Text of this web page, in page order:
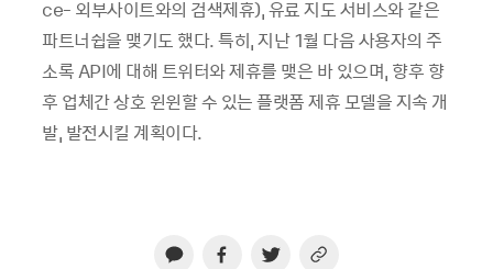
ce- 외부사이트와의 검색제휴), 유료 지도 서비스와 같은
파트너쉽을 맺기도 했다. 특히, 지난 1월 다음 사용자의 주
소록 API에 대해 트위터와 제휴를 맺은 바 있으며, 향후 향
후 업체간 상호 윈윈할 수 있는 플랫폼 제휴 모델을 지속 개
발, 발전시킬 계획이다.